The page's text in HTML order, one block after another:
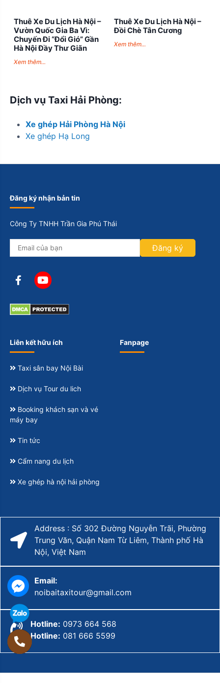
Thuê Xe Du Lịch Hà Nội –
Vườn Quốc Gia Ba Vì:
Chuyến Đi “Đổi Gió” Gần
Hà Nội Đầy Thư Giãn
Xem thêm...
Thuê Xe Du Lịch Hà Nội –
Đồi Chè Tân Cương
Xem thêm...
Dịch vụ Taxi Hải Phòng:
Xe ghép Hải Phòng Hà Nội
Xe ghép Hạ Long
Đăng ký nhận bản tin
Công Ty TNHH Trần Gia Phú Thái
Đăng ký
Liên kết hữu ích
Taxi sân bay Nội Bài
Dịch vụ Tour du lich
Booking khách sạn và vé
máy bay
Tin tức
Cẩm nang du lịch
Xe ghép hà nội hải phòng
Fanpage
Address : Số 302 Đường Nguyễn Trãi, Phường
Trung Văn, Quận Nam Từ Liêm, Thành phố Hà
Nội, Việt Nam
Email:
noibaitaxitour@gmail.com
Hotline: 0973 664 568
Hotline: 081 666 5599